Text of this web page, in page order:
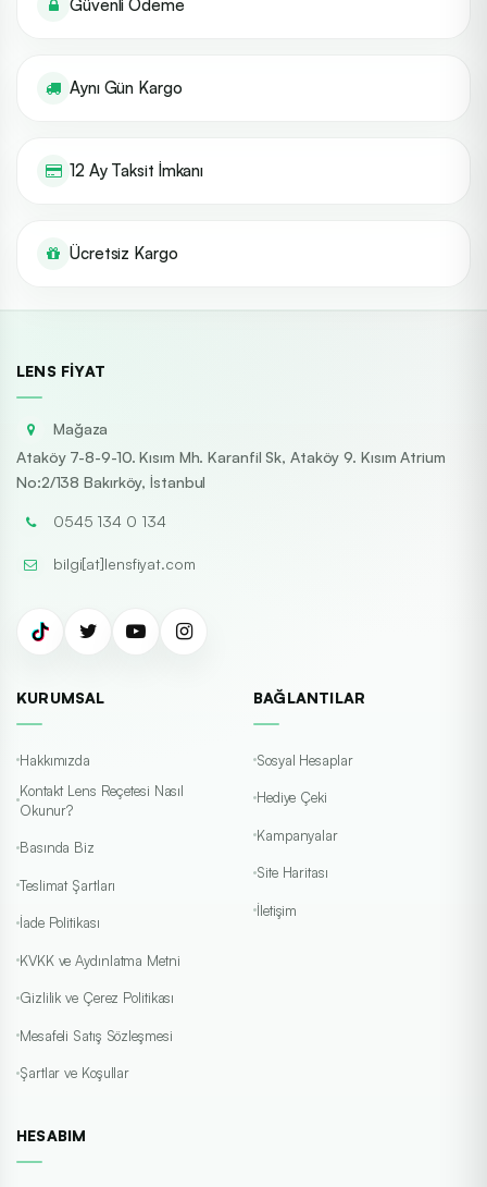
Güvenli Ödeme
Aynı Gün Kargo
12 Ay Taksit İmkanı
Ücretsiz Kargo
LENS FIYAT
Mağaza
Ataköy 7-8-9-10. Kısım Mh. Karanfil Sk, Ataköy 9. Kısım Atrium
No:2/138 Bakırköy, İstanbul
0545 134 0 134
bilgi[at]lensfiyat.com
KURUMSAL
Hakkımızda
Kontakt Lens Reçetesi Nasıl
Okunur?
Basında Biz
Teslimat Şartları
İade Politikası
KVKK ve Aydınlatma Metni
Gizlilik ve Çerez Politikası
Mesafeli Satış Sözleşmesi
Şartlar ve Koşullar
BAĞLANTILAR
Sosyal Hesaplar
Hediye Çeki
Kampanyalar
Site Haritası
İletişim
HESABIM